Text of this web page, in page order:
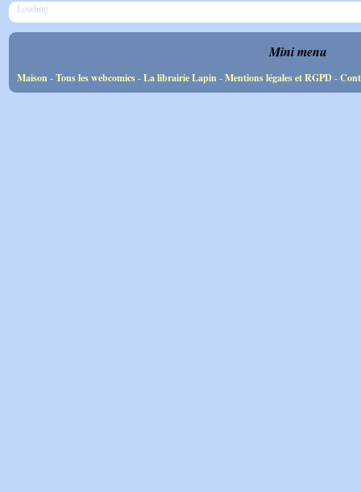
Loading
Mini menu
Maison-Tous les webcomics-La librairie Lapin-Mentions légales et RGPD-